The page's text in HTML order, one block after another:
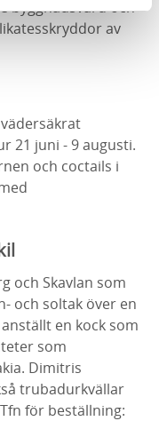
byggnadsvård och
av
21 juni - 9 augusti.
och coctails i
och Skavlan som
och soltak över en
en kock som
som
Dimitris
trubadurkvällar
för beställning: